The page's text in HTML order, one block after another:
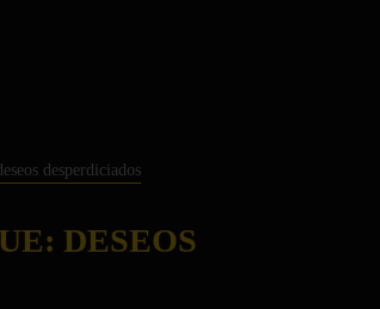
DESEOS